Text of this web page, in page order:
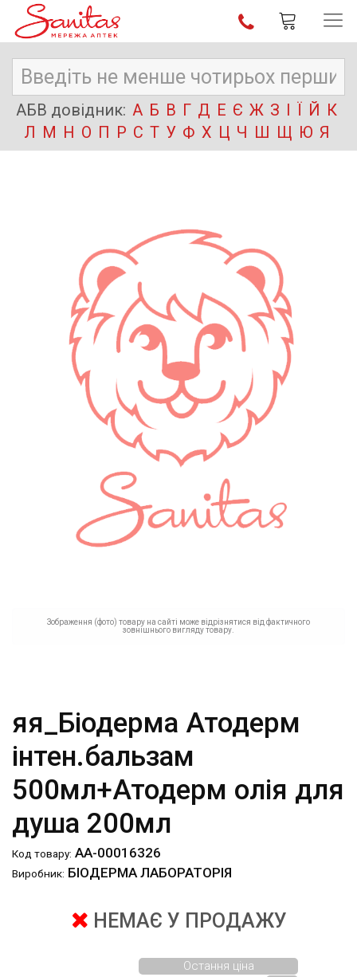
АБВ довідник: А Б В Г Д Е Є Ж З І Ї Й К
Л М Н О П Р С Т У Ф Х Ц Ч Ш Щ Ю Я
Зображення (фото) товару на сайті може відрізнятися від фактичного
зовнішнього вигляду товару.
яя_Біодерма Атодерм
інтен.бальзам
500мл+Атодерм олія для
душа 200мл
Код товару: АА-00016326
Виробник: БІОДЕРМА ЛАБОРАТОРІЯ
НЕМАЄ У ПРОДАЖУ
Остання ціна